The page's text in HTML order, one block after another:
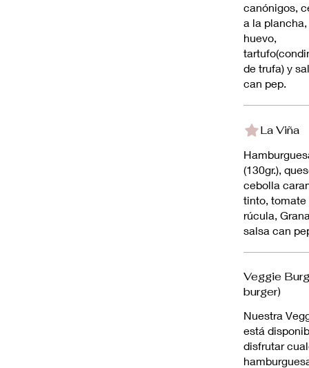
canónigos,
a la plancha,
huevo,
de trufa) y
can pep.
La Viña
(130gr.),
cebolla
tinto,
rúcula,
salsa can
Veggie
burger)
Nuestra
está
disfrutar